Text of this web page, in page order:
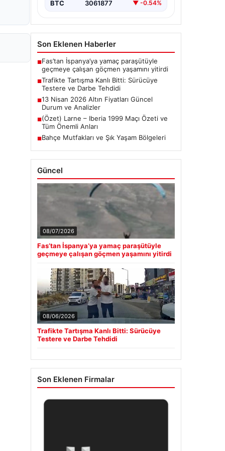
BTC 3061877 ▼ -0.54%
Son Eklenen Haberler
■Fas’tan İspanya’ya yamaç paraşütüyle
geçmeye çalışan göçmen yaşamını yitirdi
■Trafikte Tartışma Kanlı Bitti: Sürücüye
Testere ve Darbe Tehdidi
■13 Nisan 2026 Altın Fiyatları Güncel
Durum ve Analizler
■(Özet) Larne – Iberia 1999 Maçı Özeti ve
Tüm Önemli Anları
■Bahçe Mutfakları ve Şık Yaşam Bölgeleri
Güncel
08/07/2026
Fas’tan İspanya’ya yamaç paraşütüyle
geçmeye çalışan göçmen yaşamını yitirdi
08/06/2026
Trafikte Tartışma Kanlı Bitti: Sürücüye
Testere ve Darbe Tehdidi
Son Eklenen Firmalar